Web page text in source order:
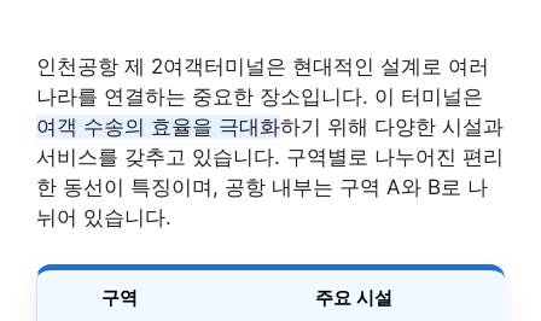
인천공항 제 2여객터미널은 현대적인 설계로 여러
나라를 연결하는 중요한 장소입니다. 이 터미널은
여객 수송의 효율을 극대화하기 위해 다양한 시설과
서비스를 갖추고 있습니다. 구역별로 나누어진 편리
한 동선이 특징이며, 공항 내부는 구역 A와 B로 나
뉘어 있습니다.
구역 주요 시설